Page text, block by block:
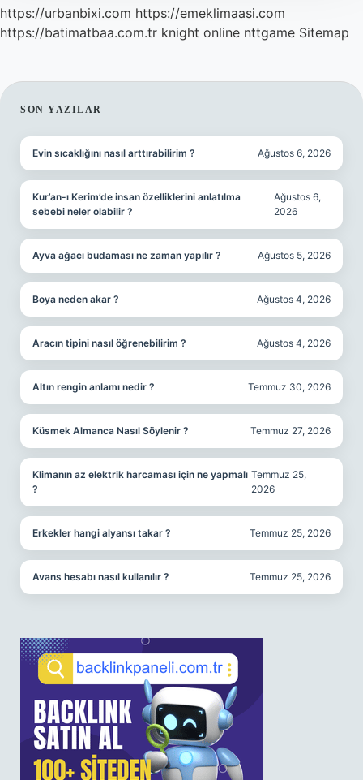
https://urbanbixi.com https://emeklimaasi.com
https://batimatbaa.com.tr knight online nttgame Sitemap
SIDEBAR
SON YAZILAR
Evin sıcaklığını nasıl arttırabilirim ? Ağustos 6, 2026
Kur’an-ı Kerim’de insan özelliklerini anlatılma
sebebi neler olabilir ?
Ağustos 6,
2026
Ayva ağacı budaması ne zaman yapılır ? Ağustos 5, 2026
Boya neden akar ? Ağustos 4, 2026
Aracın tipini nasıl öğrenebilirim ? Ağustos 4, 2026
Altın rengin anlamı nedir ? Temmuz 30, 2026
Küsmek Almanca Nasıl Söylenir ? Temmuz 27, 2026
Klimanın az elektrik harcaması için ne yapmalı
?
Temmuz 25,
2026
Erkekler hangi alyansı takar ? Temmuz 25, 2026
Avans hesabı nasıl kullanılır ? Temmuz 25, 2026